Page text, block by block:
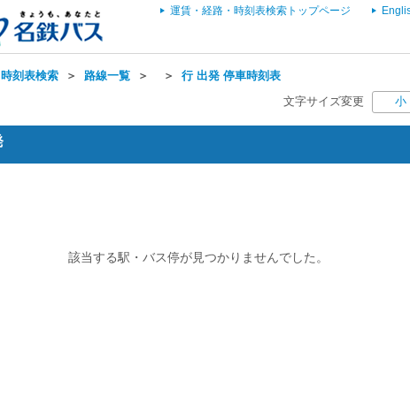
運賃・経路・時刻表検索トップページ
刻表検索 ＞ 路線一覧 ＞ ＞ 行 出発 停車時刻表
文字サイズ変更 小
該当する駅・バス停が見つかりませんでした。